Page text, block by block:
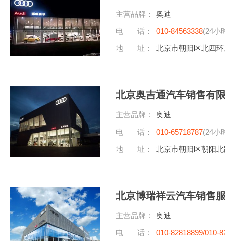
主营品牌：
奥迪
电 话：
010-84563338(24小
地 址：
北京市朝阳区北四
北京奥吉通汽车销售有
主营品牌：
奥迪
电 话：
010-65718787(24小
地 址：
北京市朝阳区朝阳
北京博瑞祥云汽车销售
主营品牌：
奥迪
电 话：
010-82818899/010-